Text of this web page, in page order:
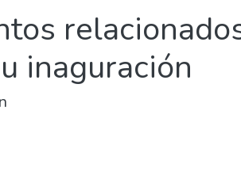
inaguración